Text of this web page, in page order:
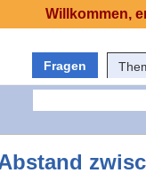
Fragen
Willkommen,